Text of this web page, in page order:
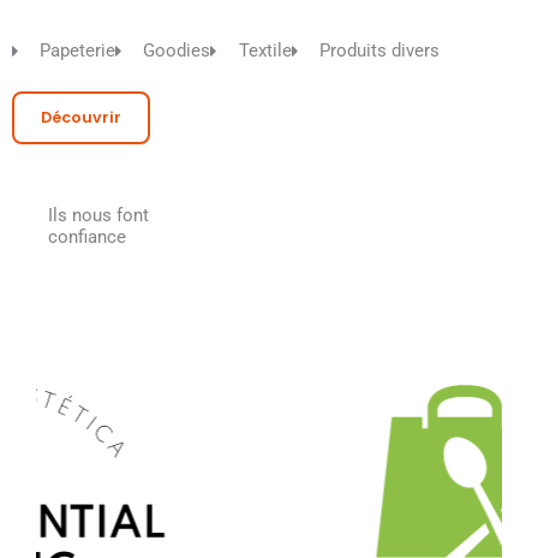
Papeterie Goodies Textile Produits divers
Découvrir
Ils nous font
confiance